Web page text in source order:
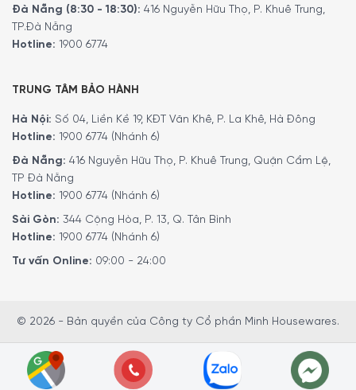
Đà Nẵng (8:30 - 18:30): 416 Nguyễn Hữu Thọ, P. Khuê Trung,
TP.Đà Nẵng
Hotline: 1900 6774
TRUNG TÂM BẢO HÀNH
Hà Nội: Số 04, Liền Kề 19, KĐT Văn Khê, P. La Khê, Hà Đông
Hotline: 1900 6774 (Nhánh 6)
Đà Nẵng: 416 Nguyễn Hữu Thọ, P. Khuê Trung, Quận Cẩm Lệ,
TP Đà Nẵng
Hotline: 1900 6774 (Nhánh 6)
Sài Gòn: 344 Cộng Hòa, P. 13, Q. Tân Bình
Hotline: 1900 6774 (Nhánh 6)
Tư vấn Online: 09:00 - 24:00
© 2026 - Bản quyền của Công ty Cổ phần Minh Housewares.